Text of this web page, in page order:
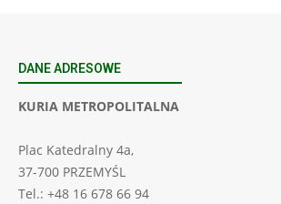
DANE ADRESOWE
KURIA METROPOLITALNA
Plac Katedralny 4a,
37-700 PRZEMYŚL
Tel.: +48 16 678 66 94